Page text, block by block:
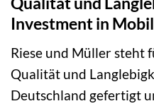
Investment in
Riese und Müller steht
Qualität und
Deutschland gefertigt